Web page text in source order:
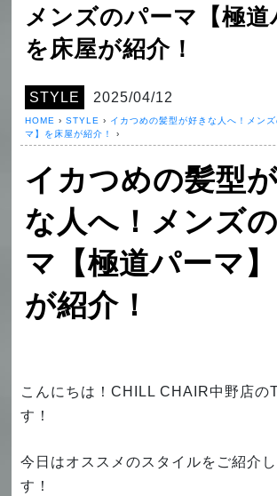
メンズのパーマ【極道
を床屋が紹介！
STYLE 2025/04/12
HOME ›STYLE › イカつめの髪型が好きな人へ！メン
マ】を床屋が紹介！
›
イカつめの髪型
な人へ！メンズ
マ【極道パーマ
が紹介！
こんにちは！CHILL CHAIR中野店の
す！
今日はオススメのスタイルをご紹介
す！